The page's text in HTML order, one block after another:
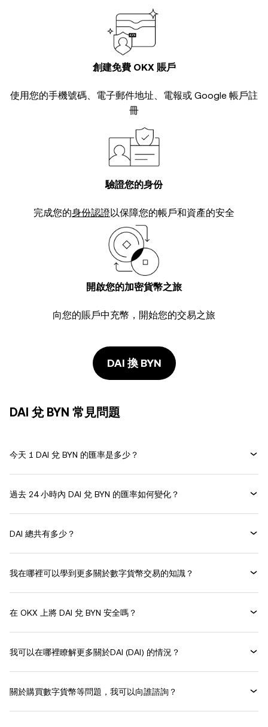
創建免費 OKX 賬戶
使用您的手機號碼、電子郵件地址、電報或 Google 帳戶註
冊
驗證您的身份
完成您的身份認證以保障您的帳戶和資產的安全
開啟您的加密貨幣之旅
向您的賬戶中充幣，開始您的交易之旅
DAI 換 BYN
DAI 兌 BYN 常見問題
今天 1 DAI 兌 BYN 的匯率是多少？
過去 24 小時內 DAI 兌 BYN 的匯率如何變化？
DAI 總共有多少？
我在哪裡可以學到更多關於數字貨幣交易的知識？
在 OKX 上將 DAI 兌 BYN 安全嗎？
我可以在哪裡瞭解更多關於DAI (DAI) 的情況？
關於購買數字貨幣等問題，我可以向誰諮詢？